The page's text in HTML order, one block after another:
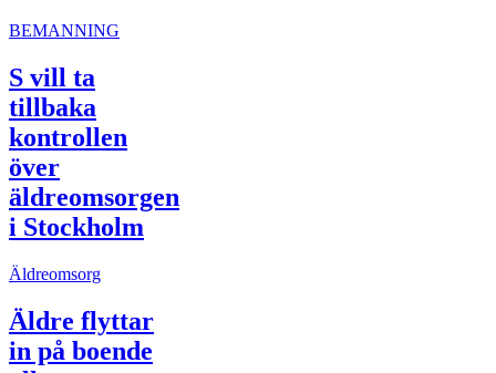
BEMANNING
S vill ta
tillbaka
kontrollen
över
äldreomsorgen
i Stockholm
Äldreomsorg
Äldre flyttar
in på boende